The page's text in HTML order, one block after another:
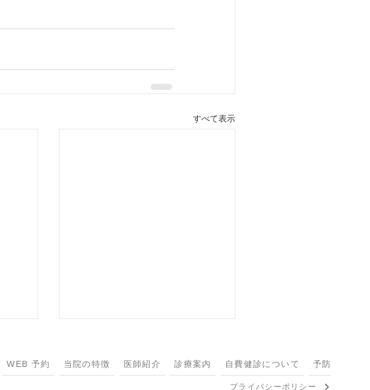
すべて表示
WEB 予約 当院の特徴 医師紹介 診療案内 自費健診について 予防接種に
プライバシーポリシー